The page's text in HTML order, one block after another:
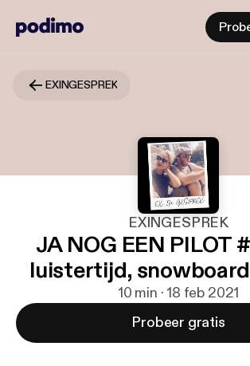
EXINGESPREK
EXINGESPREK
JA NOG EEN PILOT
luistertijd,
10 min · 18 feb 2021
Probeer gratis